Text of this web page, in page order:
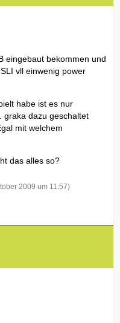
eingebaut bekommen und
vll einwenig power
habe ist es nur
graka dazu geschaltet
mit welchem
das alles so?
2009 um 11:57)